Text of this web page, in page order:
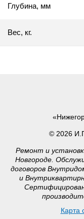
Глубина, мм
Вес, кг.
© 2026
Ремонт и
Новгороде.
договоров
и
Карта